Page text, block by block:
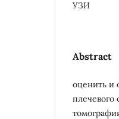
УЗИ
Abstract
оценить и